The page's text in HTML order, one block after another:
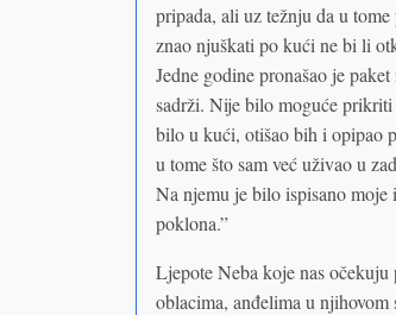
pripada, ali uz težnju da u
znao njuškati po kući ne bi li
Jedne godine pronašao je
sadrži. Nije bilo moguće
bilo u kući, otišao bih i opipao
u tome što sam već uživao u
Na njemu je bilo ispisano
poklona.”
Ljepote Neba koje nas očekuju
oblacima, anđelima u